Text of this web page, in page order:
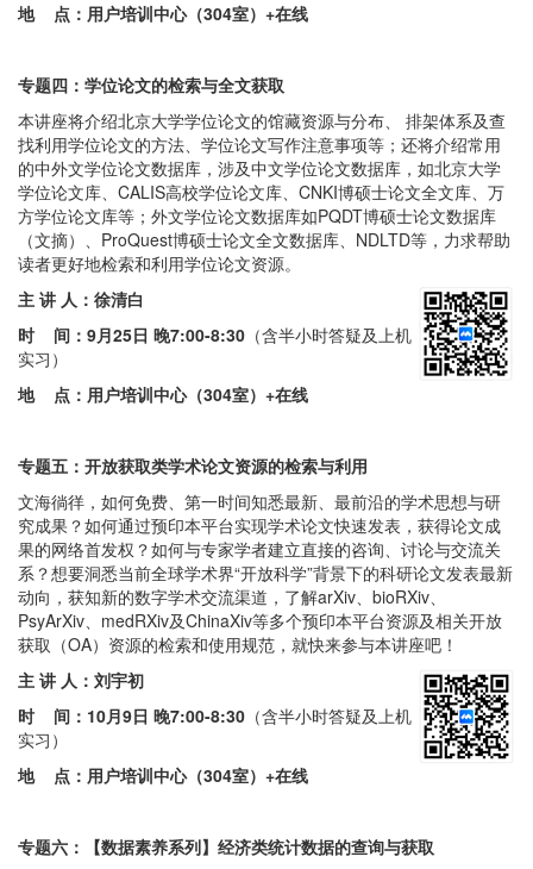
地 点：用户培训中心（304室）+在线
专题四：学位论文的检索与全文获取
本讲座将介绍北京大学学位论文的馆藏资源与分布、 排架体系及查
找利用学位论文的方法、学位论文写作注意事项等；还将介绍常用
的中外文学位论文数据库，涉及中文学位论文数据库，如北京大学
学位论文库、CALIS高校学位论文库、CNKI博硕士论文全文库、万
方学位论文库等；外文学位论文数据库如PQDT博硕士论文数据库
（文摘）、ProQuest博硕士论文全文数据库、NDLTD等，力求帮助
读者更好地检索和利用学位论文资源。
主 讲 人：徐清白
时 间： 9月25日 晚7:00-8:30 （含半小时答疑及上机
实习）
地 点：用户培训中心（304室） +在线
专题五： 开放获取类学术论文资源的检索与利用
文海徜徉，如何免费、第一时间知悉最新、最前沿的学术思想与研
究成果？如何通过预印本平台实现学术论文快速发表，获得论文成
果的网络首发权？如何与专家学者建立直接的咨询、讨论与交流关
系？想要洞悉当前全球学术界“开放科学”背景下的科研论文发表最新
动向，获知新的数字学术交流渠道，了解arXiv、bioRXiv、
PsyArXiv、medRXiv及ChinaXiv等多个预印本平台资源及相关开放
获取（OA）资源的检索和使用规范，就快来参与本讲座吧！
主 讲 人： 刘宇初
时 间： 10月9日 晚7:00-8:30 （含半小时答疑及上机
实习）
地 点：用户培训中心（304室）+在线
专题六：【数据素养系列】经济类统计数据的查询与获取